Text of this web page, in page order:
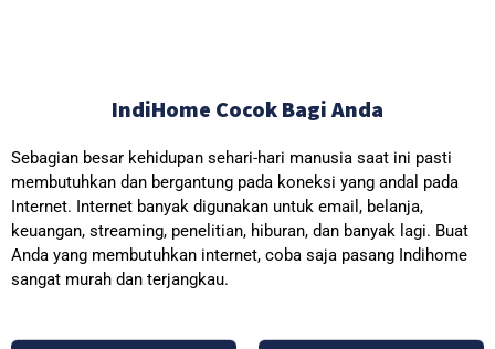
IndiHome Cocok Bagi Anda
Sebagian besar kehidupan sehari-hari manusia saat ini pasti
membutuhkan dan bergantung pada koneksi yang andal pada
Internet. Internet banyak digunakan untuk email, belanja,
keuangan, streaming, penelitian, hiburan, dan banyak lagi. Buat
Anda yang membutuhkan internet, coba saja pasang Indihome
sangat murah dan terjangkau.